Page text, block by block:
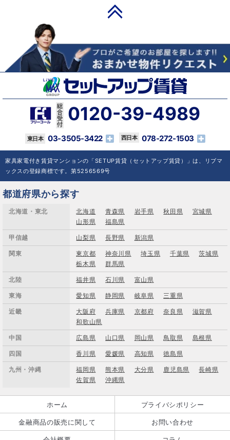
0120-39-4989
03-3505-3422 078-272-1503
家具家電付き賃貸マンションの「SETUP賃貸（セットアップ賃貸）」は、リブマ
ックスの登録商標です。第5256569号
都道府県から探す
北海道・東北 北海道 青森県 岩手県 秋田県
宮城県
山形県
福島県
甲信越 山梨県 長野県 新潟県
関東 東京都 神奈川県 埼玉県 千葉県
茨城県
栃木県
群馬県
北陸 福井県 石川県 富山県
東海 愛知県 静岡県 岐阜県 三重県
近畿 大阪府 兵庫県 京都府 奈良県
滋賀県
和歌山県
中国 広島県 山口県 岡山県 鳥取県 島根県
四国 香川県 愛媛県 高知県 徳島県
九州・沖縄 福岡県 熊本県 大分県 鹿児島県
長崎県
佐賀県
沖縄県
ホーム プライバシポリシー
金融商品の販売に関して お問い合わせ